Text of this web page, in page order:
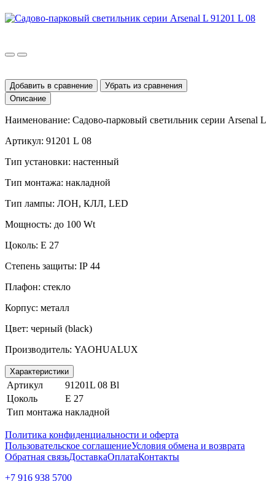
Добавить в сравнение
Убрать из сравнения
Описание
Наименование: Садово-парковый светильник серии Arsenal L
Артикул: 91201 L 08
Тип установки: настенный
Тип монтажа: накладной
Тип лампы: ЛОН, КЛЛ, LED
Мощность: до 100 Wt
Цоколь: E 27
Степень защиты: IP 44
Плафон: стекло
Корпус: металл
Цвет: черный (black)
Производитель: YAOHUALUX
Характеристики
Артикул
91201L 08 Bl
Цоколь
E 27
Тип монтажа накладной
Политика конфиденциальности и оферта
Пользовательское соглашениеУсловия обмена и возврата
Обратная связьДоставкаОплатаКонтакты
+7 916 938 5700